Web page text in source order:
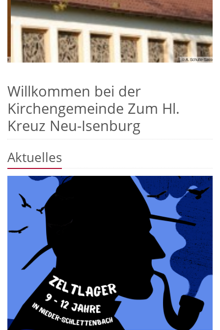
© A. Schulte-Sasse
Willkommen bei der
Kirchengemeinde Zum Hl.
Kreuz Neu-Isenburg
Aktuelles